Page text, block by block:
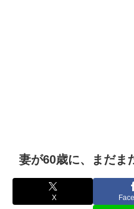
妻が60歳に、まだま
X